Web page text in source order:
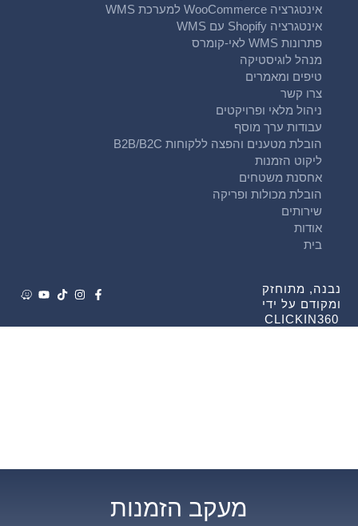
אינטגרציה WooCommerce למערכת WMS
אינטגרציה Shopify עם WMS
פתרונות WMS לאי-קומרס
מנהל לוגיסטיקה
טיפים ומאמרים
צרו קשר
ניהול מלאי ופרויקטים
עבודות ערך מוסף
הובלת מטענים והפצה ללקוחות B2B/B2C
ליקוט הזמנות
אחסנת משטחים
הובלת מכולות ופריקה
שירותים
אודות
בית
נבנה, מתוחזק
ומקודם על ידי
CLICKIN360
מעקב הזמנות